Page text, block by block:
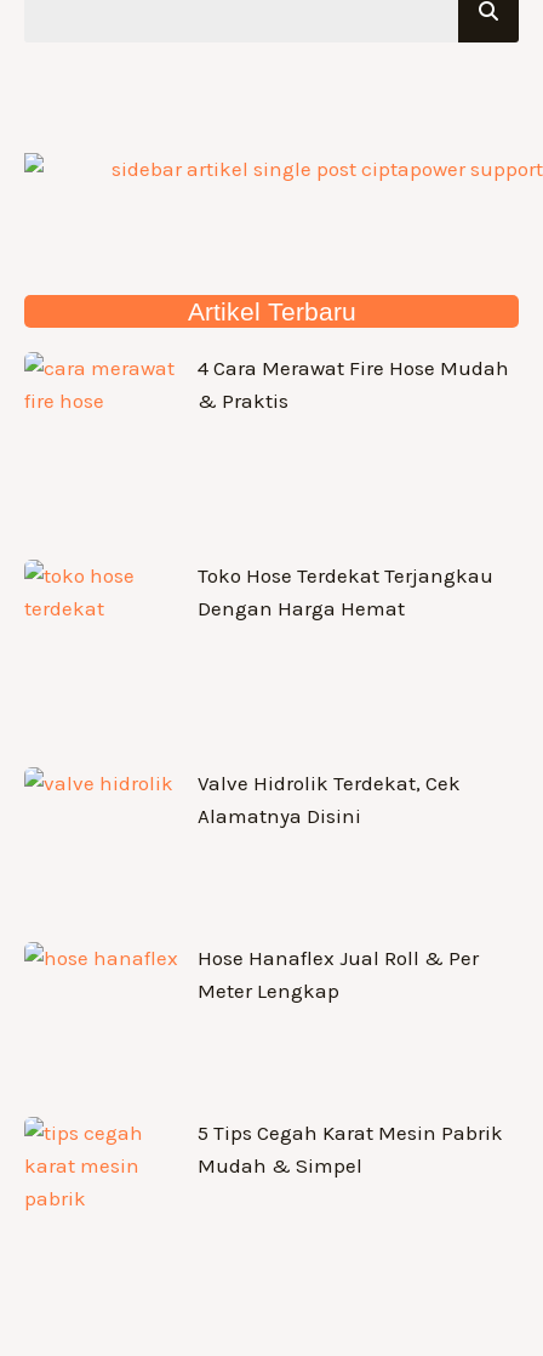
Artikel Terbaru
4 Cara Merawat Fire Hose Mudah
& Praktis
Toko Hose Terdekat Terjangkau
Dengan Harga Hemat
Valve Hidrolik Terdekat, Cek
Alamatnya Disini
Hose Hanaflex Jual Roll & Per
Meter Lengkap
5 Tips Cegah Karat Mesin Pabrik
Mudah & Simpel